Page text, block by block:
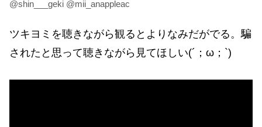
@shin___geki @mii_anappleac
ツキヨミを聴きながら観るとよりなみだがでる。騙
されたと思って聴きながら見てほしい(´；ω；`)